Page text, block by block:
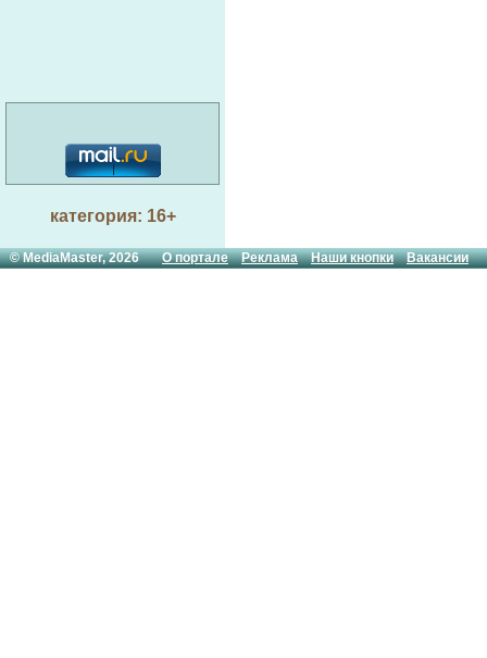
категория: 16+
© MediaMaster, 2026О портале Реклама Наши кнопки Вакансии